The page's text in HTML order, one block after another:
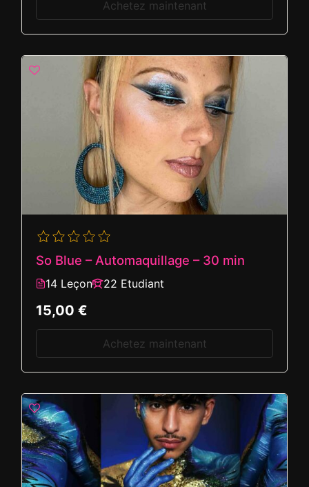
Achetez maintenant
So Blue – Automaquillage – 30 min
14 Leçon 22 Etudiant
15,00 €
Achetez maintenant